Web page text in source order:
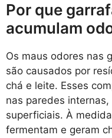
Por que
acumulam
Os maus odores nas
são causados por
chá e leite. Esses
nas paredes
superficiais. À
fermentam e geram